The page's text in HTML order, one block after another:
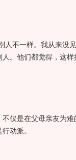
不一样。我从来没
。他们都觉得，这
是在父母亲友为难
是行动派。